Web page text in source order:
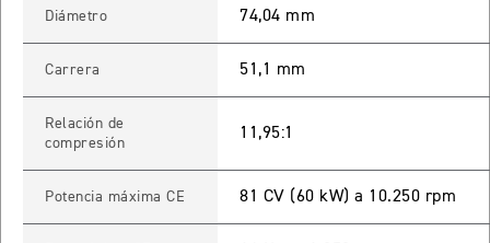
RX
STREET TRIPLE 765 RX
Precio desde $15.890.000
MOTO2
Diámetro 74,04 mm
Carrera 51,1 mm
Relación de
compresión
11,95:1
Potencia máxima CE 81 CV (60 kW) a 10.250 rpm